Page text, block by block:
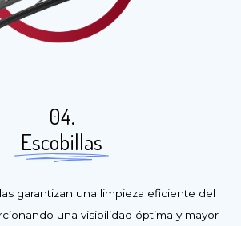
04.
Escobillas
garantizan una limpieza eficiente del
una visibilidad óptima y mayor